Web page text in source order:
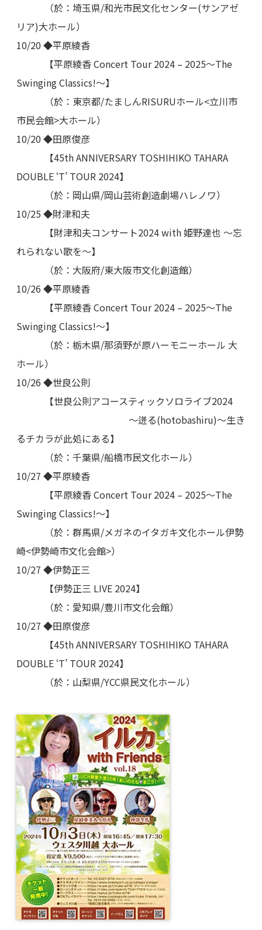
（於：埼玉県/和光市民文化センター(サンアゼ
リア)大ホール）
10/20 ◆平原綾香
【平原綾香 Concert Tour 2024 – 2025〜The
Swinging Classics!〜】
（於：東京都/たましんRISURUホール<立川市
市民会館>大ホール）
10/20 ◆田原俊彦
【45th ANNIVERSARY TOSHIHIKO TAHARA
DOUBLE ‘T’ TOUR 2024】
（於：岡山県/岡山芸術創造劇場ハレノワ）
10/25 ◆財津和夫
【財津和夫コンサート2024 with 姫野達也 ～忘
れられない歌を～】
（於：大阪府/東大阪市文化創造館）
10/26 ◆平原綾香
【平原綾香 Concert Tour 2024 – 2025〜The
Swinging Classics!〜】
（於：栃木県/那須野が原ハーモニーホール 大
ホール）
10/26 ◆世良公則
【世良公則アコースティックソロライブ2024
～迸る(hotobashiru)～生き
るチカラが此処にある】
（於：千葉県/船橋市民文化ホール）
10/27 ◆平原綾香
【平原綾香 Concert Tour 2024 – 2025〜The
Swinging Classics!〜】
（於：群馬県/メガネのイタガキ文化ホール伊勢
崎<伊勢崎市文化会館>）
10/27 ◆伊勢正三
【伊勢正三 LIVE 2024】
（於：愛知県/豊川市文化会館）
10/27 ◆田原俊彦
【45th ANNIVERSARY TOSHIHIKO TAHARA
DOUBLE ‘T’ TOUR 2024】
（於：山梨県/YCC県民文化ホール）